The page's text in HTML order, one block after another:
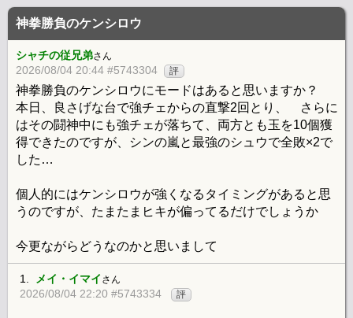
神拳勝負のケンシロウ
シャチの従兄弟さん
2026/08/04 20:44 #5743304 評
神拳勝負のケンシロウにモードはあると思いますか？
本日、良さげな台で強チェからの直撃2回とり、 さらに
はその闘神中にも強チェが落ちて、両方とも玉を10個獲
得できたのですが、シンの嵐と最強のシュウで全敗×2で
した…
個人的にはケンシロウが強くなるタイミングがあると思
うのですが、たまたまヒキが偏ってるだけでしょうか
今更ながらどうなのかと思いまして
1. メイ・イマイ さん
2026/08/04 22:20 #5743334 評